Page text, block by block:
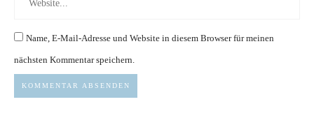
Name, E-Mail-Adresse und Website in diesem Browser für meinen
nächsten Kommentar speichern.